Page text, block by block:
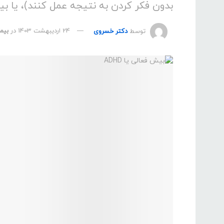
بدون فکر کردن به نتیجه عمل کنند)، یا
توسط دکتر خسروی 24 اردیبهشت 1403 در